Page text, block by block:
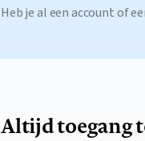
Heb je al een account of
Altijd toegang